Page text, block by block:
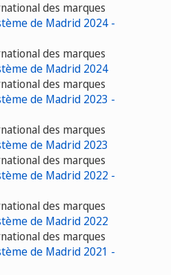
des marques
de Madrid 2024 -
des marques
de Madrid 2024
des marques
de Madrid 2023 -
des marques
de Madrid 2023
des marques
de Madrid 2022 -
des marques
de Madrid 2022
des marques
de Madrid 2021 -